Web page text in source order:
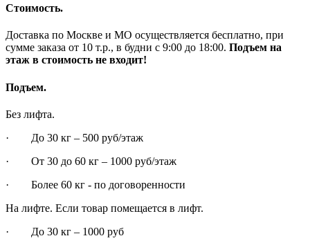
Стоимость.
Доставка по Москве и МО осуществляется бесплатно, при
сумме заказа от 10 т.р., в будни с 9:00 до 18:00. Подъем на
этаж в стоимость не входит!
Подъем.
Без лифта.
· До 30 кг – 500 руб/этаж
· От 30 до 60 кг – 1000 руб/этаж
· Более 60 кг - по договоренности
На лифте. Если товар помещается в лифт.
· До 30 кг – 1000 руб